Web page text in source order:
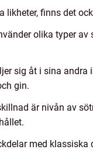
likheter, finns det
olika typer
sig åt i sina
gin.
är nivån av
med klassiska